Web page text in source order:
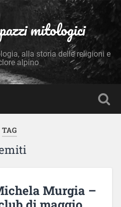
mitologici
alla storia delle religioni e
alpino
TAG
Murgia –